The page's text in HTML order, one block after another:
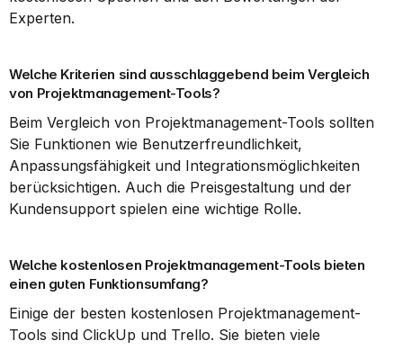
Experten.
Welche Kriterien sind ausschlaggebend beim Vergleich
von Projektmanagement-Tools?
Beim Vergleich von Projektmanagement-Tools sollten
Sie Funktionen wie Benutzerfreundlichkeit,
Anpassungsfähigkeit und Integrationsmöglichkeiten
berücksichtigen. Auch die Preisgestaltung und der
Kundensupport spielen eine wichtige Rolle.
Welche kostenlosen Projektmanagement-Tools bieten
einen guten Funktionsumfang?
Einige der besten kostenlosen Projektmanagement-
Tools sind ClickUp und Trello. Sie bieten viele